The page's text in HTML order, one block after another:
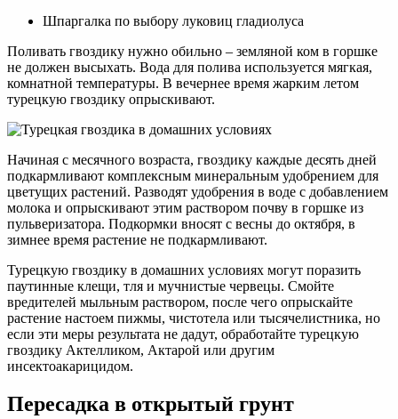
Шпаргалка по выбору луковиц гладиолуса
Поливать гвоздику нужно обильно – земляной ком в горшке
не должен высыхать. Вода для полива используется мягкая,
комнатной температуры. В вечернее время жарким летом
турецкую гвоздику опрыскивают.
Начиная с месячного возраста, гвоздику каждые десять дней
подкармливают комплексным минеральным удобрением для
цветущих растений. Разводят удобрения в воде с добавлением
молока и опрыскивают этим раствором почву в горшке из
пульверизатора. Подкормки вносят с весны до октября, в
зимнее время растение не подкармливают.
Турецкую гвоздику в домашних условиях могут поразить
паутинные клещи, тля и мучнистые червецы. Смойте
вредителей мыльным раствором, после чего опрыскайте
растение настоем пижмы, чистотела или тысячелистника, но
если эти меры результата не дадут, обработайте турецкую
гвоздику Актелликом, Актарой или другим
инсектоакарицидом.
Пересадка в открытый грунт